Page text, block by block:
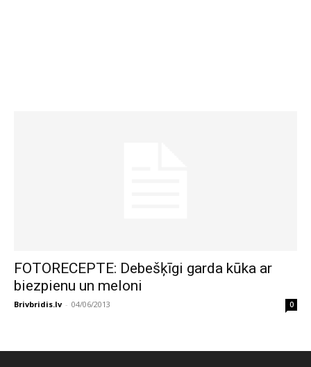
FOTORECEPTE: Debešķīgi garda kūka ar
biezpienu un meloni
Brivbridis.lv - 04/06/2013 0